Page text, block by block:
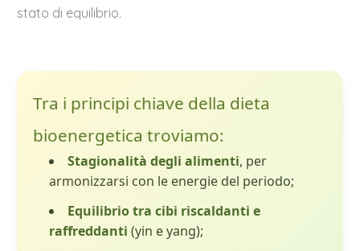
stato di equilibrio.
Tra i principi chiave della dieta
bioenergetica troviamo:
Stagionalità degli alimenti, per
armonizzarsi con le energie del periodo;
Equilibrio tra cibi riscaldanti e
raffreddanti (yin e yang);